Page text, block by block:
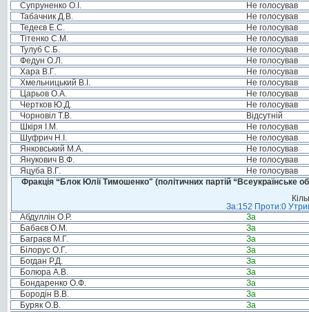
Супруненко О.І.
Не голосував
Табачник Д.В.
Не голосував
Тедеєв Е.С.
Не голосував
Тітенко С.М.
Не голосував
Тулуб С.Б.
Не голосував
Федун О.Л.
Не голосував
Хара В.Г.
Не голосував
Хмельницький В.І.
Не голосував
Царьов О.А.
Не голосував
Чертков Ю.Д.
Не голосував
Чорновіл Т.В.
Відсутній
Шкіря І.М.
Не голосував
Шуфрич Н.І.
Не голосував
Янковський М.А.
Не голосував
Янукович В.Ф.
Не голосував
Яцуба В.Г.
Не голосував
Фракція “Блок Юлії Тимошенко" (політичних партій “Всеукраїнське
За:152 Проти:0
Абдуллін О.Р.
За
Бабаєв О.М.
За
Баграєв М.Г.
За
Білорус О.Г.
За
Богдан Р.Д.
За
Болюра А.В.
За
Бондаренко О.Ф.
За
Бородін В.В.
За
Буряк О.В.
За